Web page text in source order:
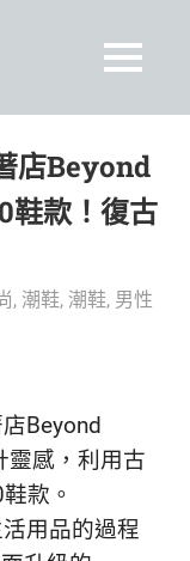
MENU
店Beyond
鞋款！復古
, 潮鞋, 潮鞋, 男性
Beyond
靈感，利用古
款。
用品的過程